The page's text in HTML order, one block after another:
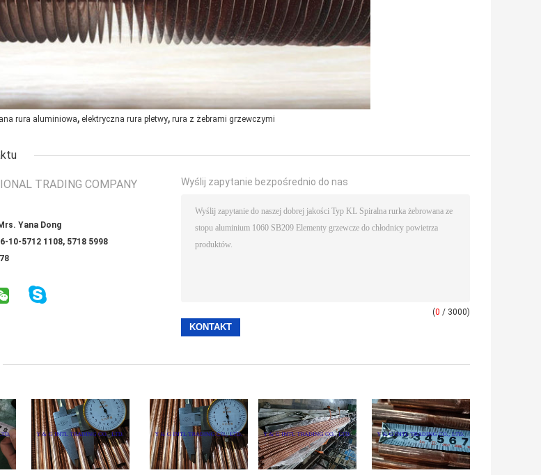
rura aluminiowa, elektryczna rura płetwy, rura z żebrami grzewczymi
TRADING COMPANY
Yana Dong
10-5712 1108, 5718 5998
Wyślij zapytanie bezpośrednio do nas
(0 / 3000)